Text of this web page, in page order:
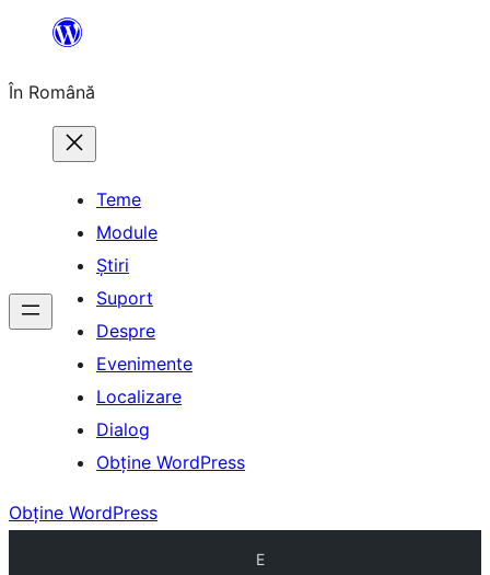
conținut
În Română
Teme
Module
Știri
Suport
Despre
Evenimente
Localizare
Dialog
Obține WordPress
Obține WordPress
E